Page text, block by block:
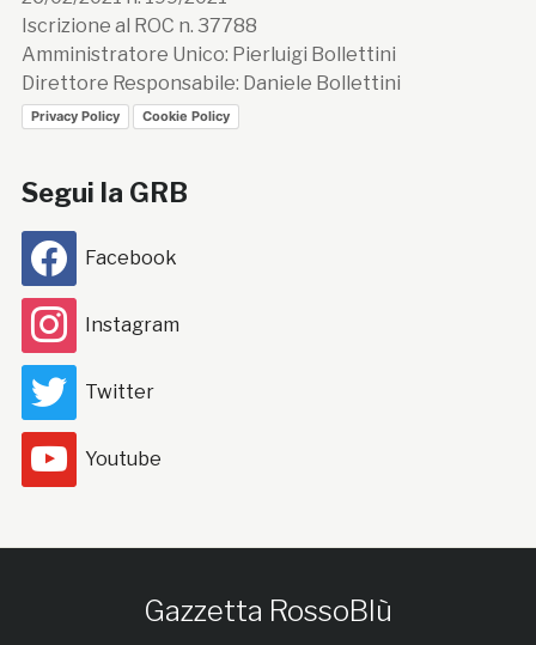
Iscrizione al ROC n. 37788
Amministratore Unico: Pierluigi Bollettini
Direttore Responsabile: Daniele Bollettini
Privacy Policy Cookie Policy
Segui la GRB
Facebook
Instagram
Twitter
Youtube
Gazzetta RossoBlù